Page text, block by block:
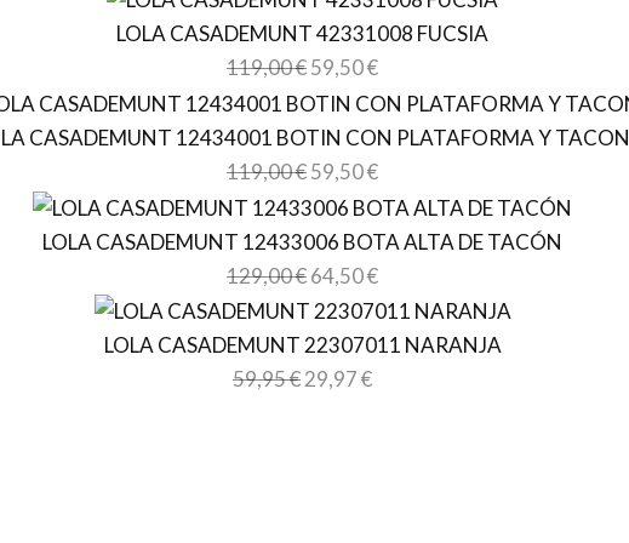
LOLA CASADEMUNT 42331008 FUCSIA
119,00€59,50€
CASADEMUNT 12434001 BOTIN CON PLATAFORMA Y TACON
119,00€59,50€
LOLA CASADEMUNT 12433006 BOTA ALTA DE TACÓN
129,00€64,50€
LOLA CASADEMUNT 22307011 NARANJA
59,95€29,97€